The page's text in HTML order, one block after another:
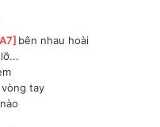
A7 ]bên nhau hoài
tay